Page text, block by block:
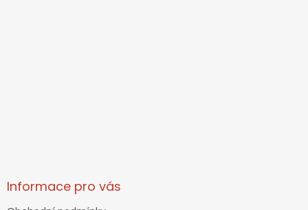
Informace pro vás